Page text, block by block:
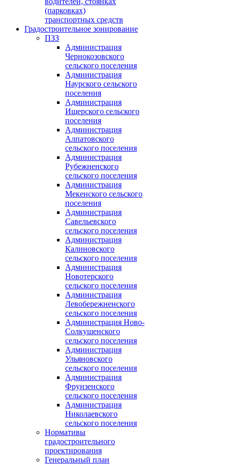
(парковках)
транспортных средств
Градостроительное зонирование
ПЗЗ
Администрация
Чернокозовского
сельского поселения
Администрация
Наурского сельского
поселения
Администрация
Ищерского сельского
поселения
Администрация
Алпатовского
сельского поселения
Администрация
Рубежненского
сельского поселения
Администрация
Мекенского сельского
поселения
Администрация
Савельевского
сельского поселения
Администрация
Калиновского
сельского поселения
Администрация
Новотерского
сельского поселения
Администрация
Левобережненского
сельского поселения
Администрация Ново-
Солкушенского
сельского поселения
Администрация
Ульяновского
сельского поселения
Администрация
Фрунзенского
сельского поселения
Администрация
Николаевского
сельского поселения
Нормативы
градостроительного
проектирования
Генеральный план